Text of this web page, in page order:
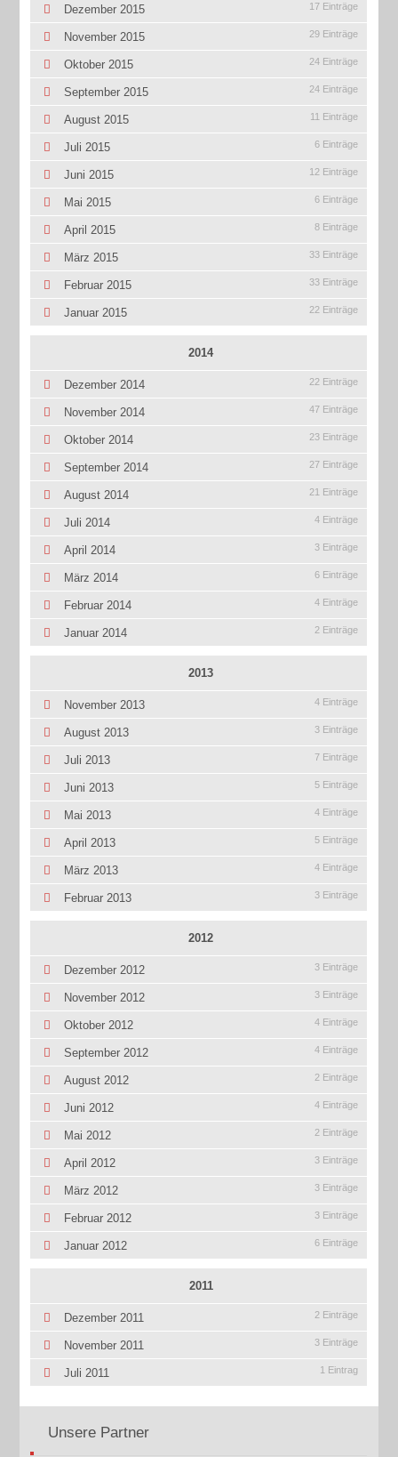
Dezember 2015 17 Einträge
November 2015 29 Einträge
Oktober 2015 24 Einträge
September 2015 24 Einträge
August 2015 11 Einträge
Juli 2015 6 Einträge
Juni 2015 12 Einträge
Mai 2015 6 Einträge
April 2015 8 Einträge
März 2015 33 Einträge
Februar 2015 33 Einträge
Januar 2015 22 Einträge
2014
Dezember 2014 22 Einträge
November 2014 47 Einträge
Oktober 2014 23 Einträge
September 2014 27 Einträge
August 2014 21 Einträge
Juli 2014 4 Einträge
April 2014 3 Einträge
März 2014 6 Einträge
Februar 2014 4 Einträge
Januar 2014 2 Einträge
2013
November 2013 4 Einträge
August 2013 3 Einträge
Juli 2013 7 Einträge
Juni 2013 5 Einträge
Mai 2013 4 Einträge
April 2013 5 Einträge
März 2013 4 Einträge
Februar 2013 3 Einträge
2012
Dezember 2012 3 Einträge
November 2012 3 Einträge
Oktober 2012 4 Einträge
September 2012 4 Einträge
August 2012 2 Einträge
Juni 2012 4 Einträge
Mai 2012 2 Einträge
April 2012 3 Einträge
März 2012 3 Einträge
Februar 2012 3 Einträge
Januar 2012 6 Einträge
2011
Dezember 2011 2 Einträge
November 2011 3 Einträge
Juli 2011 1 Eintrag
Unsere Partner